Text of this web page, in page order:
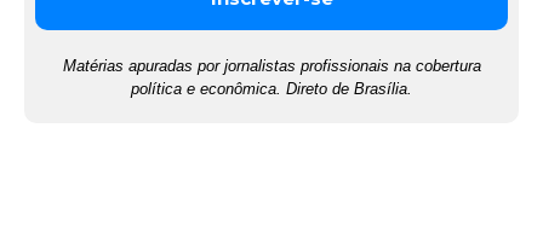
Matérias apuradas por jornalistas profissionais na cobertura
política e econômica. Direto de Brasília.